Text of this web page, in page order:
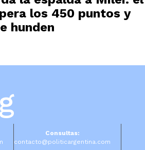
los 450 puntos y
hunden
Consultas:
contacto@politicargentina.com